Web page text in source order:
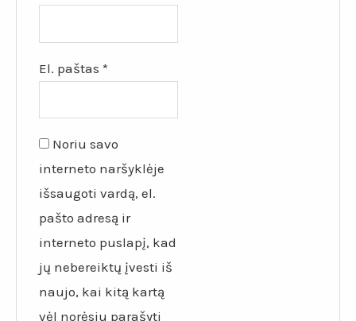
El. paštas*
Noriu savo
interneto naršyklėje
išsaugoti vardą, el.
pašto adresą ir
interneto puslapį, kad
jų nebereiktų įvesti iš
naujo, kai kitą kartą
vėl norėsiu parašyti